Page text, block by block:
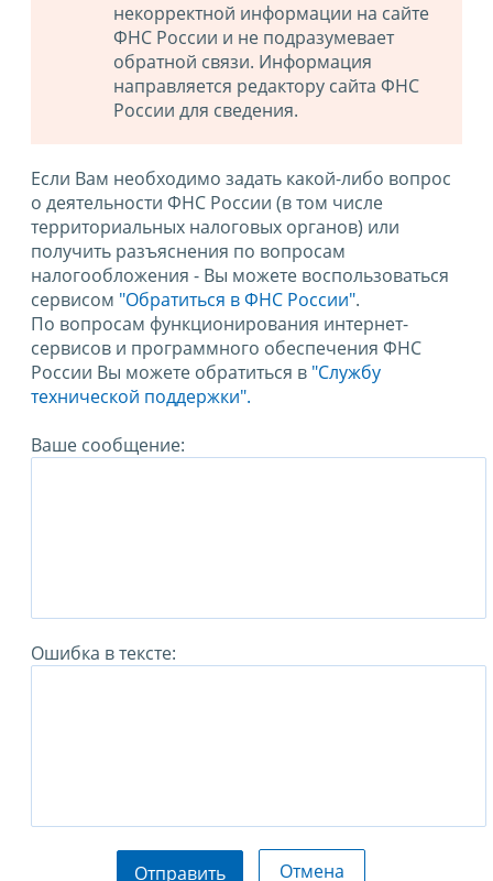
некорректной информации на сайте
ФНС России и не подразумевает
обратной связи. Информация
направляется редактору сайта ФНС
России для сведения.
Если Вам необходимо задать какой-либо вопрос
о деятельности ФНС России (в том числе
территориальных налоговых органов) или
получить разъяснения по вопросам
налогообложения - Вы можете воспользоваться
сервисом "Обратиться в ФНС России".
По вопросам функционирования интернет-
сервисов и программного обеспечения ФНС
России Вы можете обратиться в "Службу
технической поддержки".
Ваше сообщение:
Ошибка в тексте:
Отправить Отмена